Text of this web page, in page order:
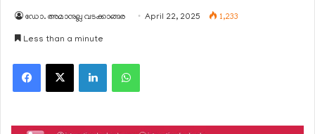
ഡോ. അമാനുല്ല വടക്കാങ്ങര April 22, 2025 1,233
Less than a minute
Facebook
X LinkedInWhatsApp